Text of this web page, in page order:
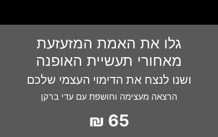
גלו את האמת המזעזעת
מאחורי תעשיית האופנה
ושנו לנצח את הדימוי העצמי שלכם
הרצאה מעצימה וחושפת עם עדי ברקן
65 ₪